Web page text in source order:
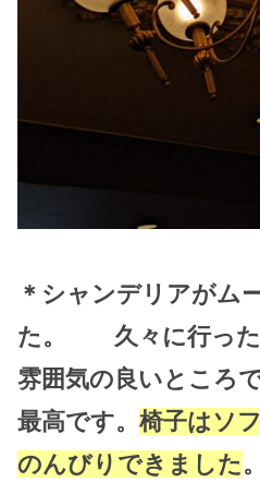
＊シャンデリアがム
た。 久々に行った
雰囲気の良いところ
最高です。 椅子はソ
のんびりできました